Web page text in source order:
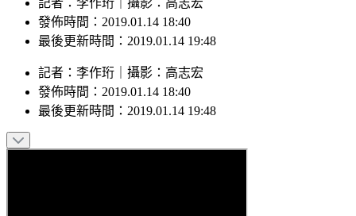
記者：李作珩｜攝影：高志宏
發佈時間：2019.01.14 18:40
最後更新時間：2019.01.14 19:48
記者 ： 李作珩 攝影 ： 高志宏
發佈時間： 2019.01.14 18:40
最後更新時間： 2019.01.14 19:48